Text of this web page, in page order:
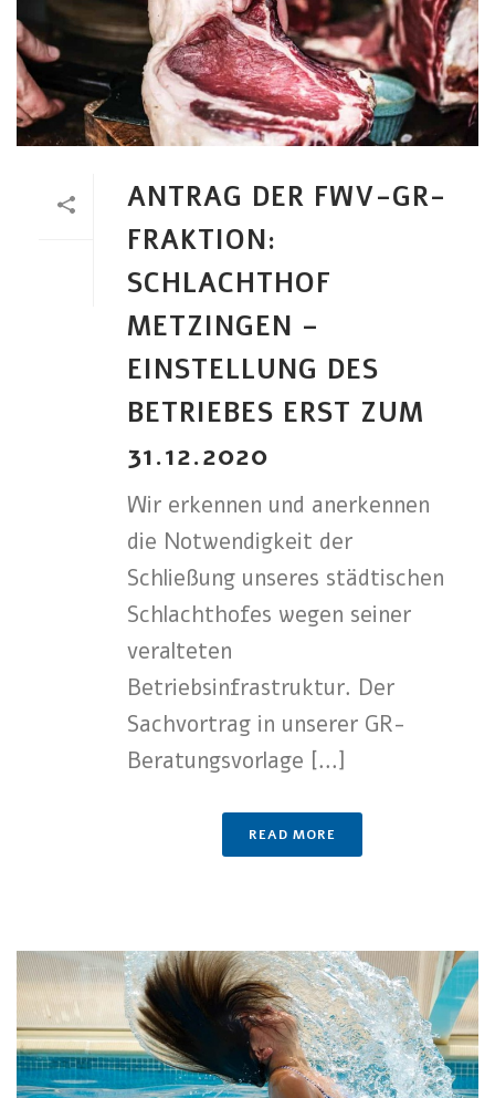
ANTRAG DER FWV-GR-
FRAKTION:
SCHLACHTHOF
METZINGEN –
EINSTELLUNG DES
BETRIEBES ERST ZUM
31.12.2020
Wir erkennen und anerkennen
die Notwendigkeit der
Schließung unseres städtischen
Schlachthofes wegen seiner
veralteten
Betriebsinfrastruktur. Der
Sachvortrag in unserer GR-
Beratungsvorlage [...]
READ MORE